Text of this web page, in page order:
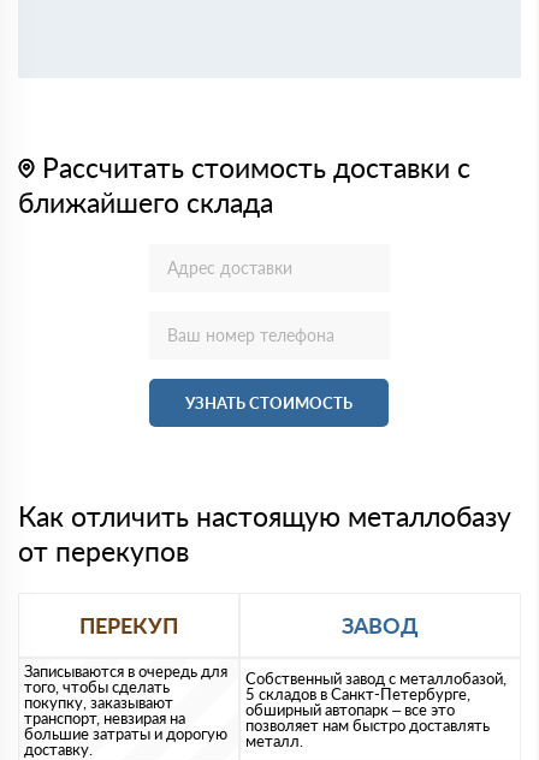
Рассчитать стоимость доставки с
ближайшего склада
УЗНАТЬ СТОИМОСТЬ
Как отличить настоящую металлобазу
от перекупов
ПЕРЕКУП ЗАВОД
Записываются в очередь для
того, чтобы сделать
покупку, заказывают
транспорт, невзирая на
большие затраты и дорогую
доставку.
Собственный завод с металлобазой,
5 складов в Санкт-Петербурге,
обширный автопарк – все это
позволяет нам быстро доставлять
металл.